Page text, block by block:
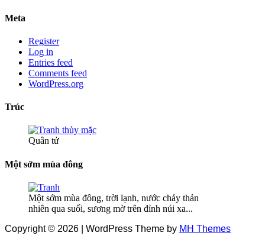
Meta
Register
Log in
Entries feed
Comments feed
WordPress.org
Trúc
Quân tử
Một sớm mùa đông
Một sớm mùa đông, trời lạnh, nước chảy thản
nhiên qua suối, sương mờ trên đỉnh núi xa...
Copyright © 2026 | WordPress Theme by MH Themes